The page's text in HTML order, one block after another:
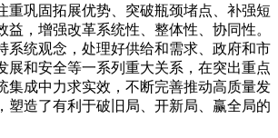
重巩固拓展优势、突破瓶颈堵点、补强短
益，增强改革系统性、整体性、协同性。
系统观念，处理好供给和需求、政府和市
展和安全等一系列重大关系，在突出重点
集成中力求实效，不断完善推动高质量发
塑造了有利于破旧局、开新局、赢全局的